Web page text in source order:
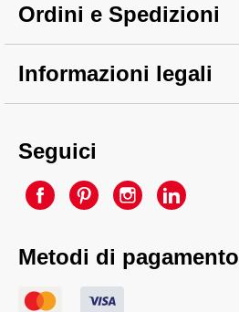
Ordini e Spedizioni
Informazioni legali
Seguici
Metodi di pagamento